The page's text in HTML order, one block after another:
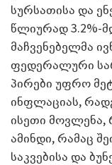
სურსათისა და
წლიურად 3.2%-
მაჩვენებელმა
ფედერალური
პირები უფრო
ინფლაციას,
ისეთი
ამინდი, რამაც
საკვებისა და